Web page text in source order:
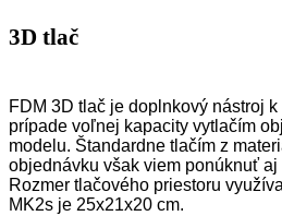
3D tlač
FDM 3D tlač je doplnkový nástroj
prípade voľnej kapacity vytlačím
modelu. Štandardne tlačím z
objednávku však viem ponúknuť aj
Rozmer tlačového priestoru
MK2s je 25x21x20 cm.